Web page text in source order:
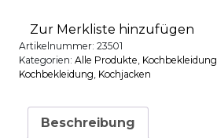
Zur Merkliste hinzufügen
Artikelnummer: 23501
Kategorien: Alle Produkte Kochbekleidung
Kochbekleidung Kochjacken
Beschreibung